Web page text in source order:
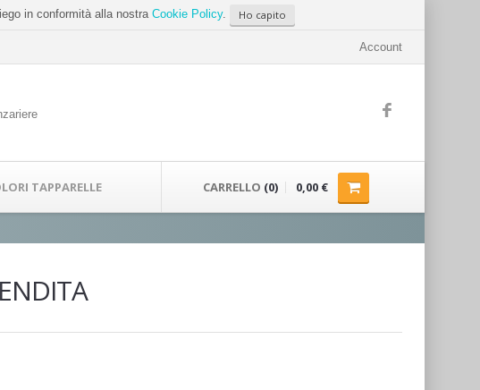
in conformità alla nostra Cookie Policy. Ho capito
Account
TAPPARELLE CARRELLO (0) 0,00 €